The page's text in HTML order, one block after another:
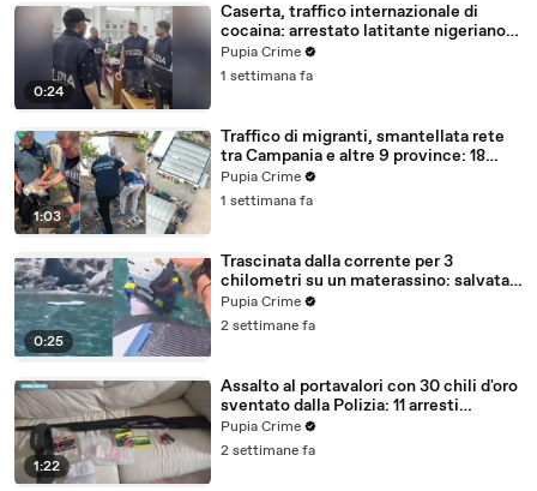
0:24
Caserta, traffico internazionale di
cocaina: arrestato latitante nigeriano
ricercato dal 2019 (28.07.26)
Pupia Crime
1 settimana fa
1:03
Traffico di migranti, smantellata rete
tra Campania e altre 9 province: 18
arresti (27.07.26)
Pupia Crime
1 settimana fa
0:25
Trascinata dalla corrente per 3
chilometri su un materassino: salvata
dalla Polizia (25.07.26)
Pupia Crime
2 settimane fa
1:22
Assalto al portavalori con 30 chili d'oro
sventato dalla Polizia: 11 arresti
(25.07.26)
Pupia Crime
2 settimane fa